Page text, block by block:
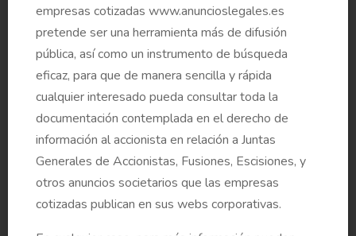
empresas cotizadas www.anuncioslegales.es
pretende ser una herramienta más de difusión
pública, así como un instrumento de búsqueda
eficaz, para que de manera sencilla y rápida
cualquier interesado pueda consultar toda la
documentación contemplada en el derecho de
información al accionista en relación a Juntas
Generales de Accionistas, Fusiones, Escisiones, y
otros anuncios societarios que las empresas
cotizadas publican en sus webs corporativas.
Retribuciones para la reelección de Consejeros
distintos de los independientes (punto 8 del orden
del día)
Informe justificativo del Consejo de Administración
sobre competencia, experiencia y méritos de los
Consejeros cuyo nombramiento se propone o
renueva (punto 8 del orden del día)